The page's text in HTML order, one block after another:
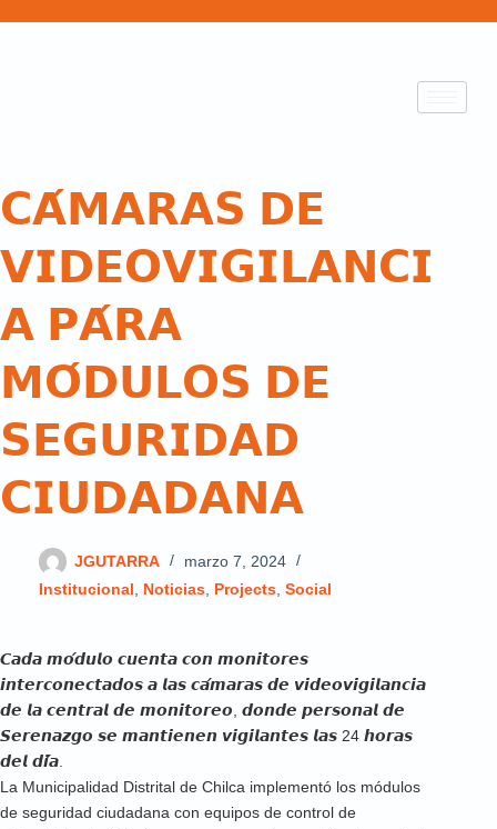
𝗖𝗔́𝗠𝗔𝗥𝗔𝗦 𝗗𝗘
𝗩𝗜𝗗𝗘𝗢𝗩𝗜𝗚𝗜𝗟𝗔𝗡𝗖𝗜
𝗔 𝗣𝗔́𝗥𝗔
𝗠𝗢́𝗗𝗨𝗟𝗢𝗦 𝗗𝗘
𝗦𝗘𝗚𝗨𝗥𝗜𝗗𝗔𝗗
𝗖𝗜𝗨𝗗𝗔𝗗𝗔𝗡𝗔
JGUTARRA
marzo 7, 2024
Institucional
Noticias Projects Social
𝘾𝙖𝙙𝙖 𝙢𝙤́𝙙𝙪𝙡𝙤 𝙘𝙪𝙚𝙣𝙩𝙖 𝙘𝙤𝙣 𝙢𝙤𝙣𝙞𝙩𝙤𝙧𝙚𝙨
𝙞𝙣𝙩𝙚𝙧𝙘𝙤𝙣𝙚𝙘𝙩𝙖𝙙𝙤𝙨 𝙖 𝙡𝙖𝙨 𝙘𝙖́𝙢𝙖𝙧𝙖𝙨 𝙙𝙚 𝙫𝙞𝙙𝙚𝙤𝙫𝙞𝙜𝙞𝙡𝙖𝙣𝙘𝙞𝙖
𝙙𝙚 𝙡𝙖 𝙘𝙚𝙣𝙩𝙧𝙖𝙡 𝙙𝙚 𝙢𝙤𝙣𝙞𝙩𝙤𝙧𝙚𝙤, 𝙙𝙤𝙣𝙙𝙚 𝙥𝙚𝙧𝙨𝙤𝙣𝙖𝙡 𝙙𝙚
𝙎𝙚𝙧𝙚𝙣𝙖𝙯𝙜𝙤 𝙨𝙚 𝙢𝙖𝙣𝙩𝙞𝙚𝙣𝙚𝙣 𝙫𝙞𝙜𝙞𝙡𝙖𝙣𝙩𝙚𝙨 𝙡𝙖𝙨 24 𝙝𝙤𝙧𝙖𝙨
𝙙𝙚𝙡 𝙙𝙞́𝙖.
La Municipalidad Distrital de Chilca implementó los módulos
de seguridad ciudadana con equipos de control de